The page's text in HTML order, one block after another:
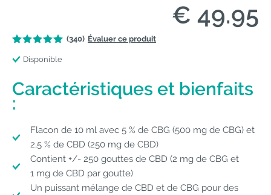
€ 49.95
(340) Évaluer ce produit
Disponible
Caractéristiques et bienfaits
:
Flacon de 10 ml avec 5 % de CBG (500 mg de CBG) et
2,5 % de CBD (250 mg de CBD)
Contient +/- 250 gouttes de CBD (2 mg de CBG et
1 mg de CBD par goutte)
Un puissant mélange de CBD et de CBG pour des